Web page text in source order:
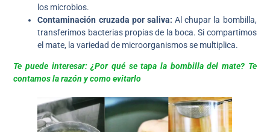
los microbios.
Contaminación cruzada por saliva: Al chupar la bombilla,
transferimos bacterias propias de la boca. Si compartimos
el mate, la variedad de microorganismos se multiplica.
Te puede interesar: ¿Por qué se tapa la bombilla del mate? Te
contamos la razón y como evitarlo